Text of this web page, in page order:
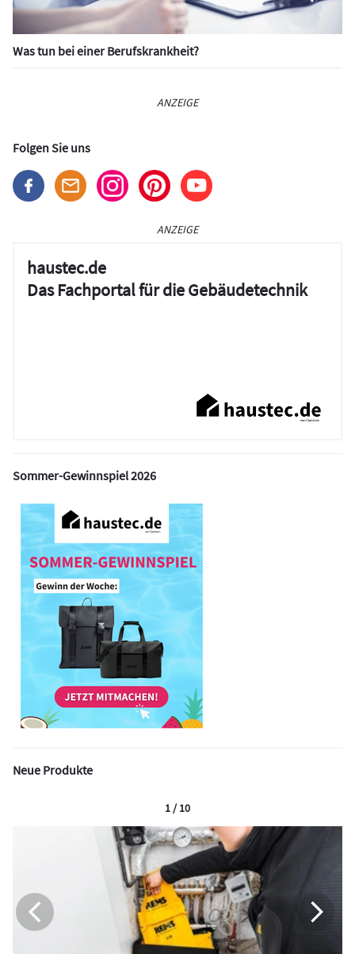
Was tun bei einer Berufskrankheit?
ANZEIGE
Folgen Sie uns
ANZEIGE
haustec.de
Das Fachportal für die Gebäudetechnik
Sommer-Gewinnspiel 2026
Neue Produkte
1 / 10